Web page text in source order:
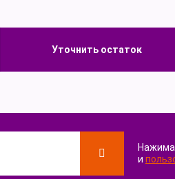
Уточнить остаток
и